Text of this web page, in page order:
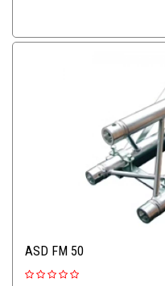
ASD FM 50